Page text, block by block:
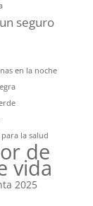
seguro
en la noche
la salud
de
vida
2025